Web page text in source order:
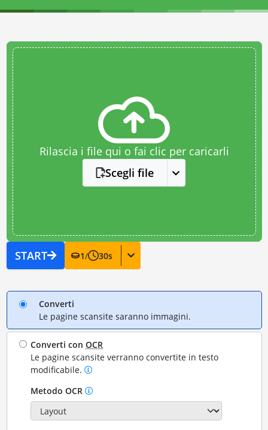
Rilascia i file qui o fai clic per caricarli
Scegli file
START 1/ 30s
Converti
Le pagine scansite saranno immagini.
Converti conOCR
Le pagine scansite verranno convertite in testo
modificabile.
Metodo OCR